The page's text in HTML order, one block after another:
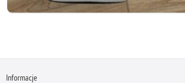
Informacje